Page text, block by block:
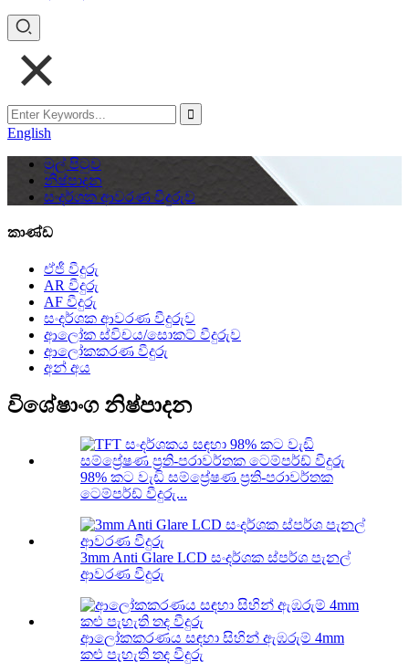
English
මුල් පිටුව
නිෂ්පාදන
සංදර්ශක ආවරණ වීදුරුව
කාණ්ඩ
ඒජී වීදුරු
AR වීදුරු
AF වීදුරු
සංදර්ශක ආවරණ වීදුරුව
ආලෝක ස්විචය/සොකට් වීදුරුව
ආලෝකකරණ වීදුරු
අන් අය
විශේෂාංග නිෂ්පාදන
98% කට වැඩි සම්ප්‍රේෂණ ප්‍රති-පරාවර්තක
ටෙම්පර්ඩ් වීදුරු...
3mm Anti Glare LCD සංදර්ශක ස්පර්ශ පැනල්
ආවරණ වීදුරු
ආලෝකකරණය සඳහා සිහින් ඇඹරුම් 4mm
කළු පැහැති තද වීදුරු